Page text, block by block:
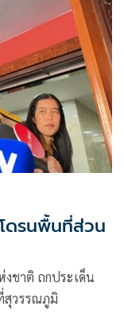
ดรนพื้นที่ส่วน
ชาติ ถกประเด็น
วรรณภูมิ